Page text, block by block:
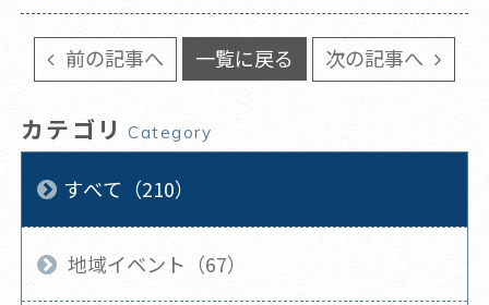
前の記事へ 一覧に戻る 次の記事へ
カテゴリ Category
すべて（210）
地域イベント（67）